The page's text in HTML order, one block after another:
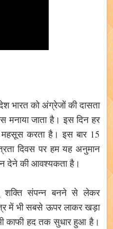
भारत को अंग्रेजों की दासता
मनाया जाता है। इस दिन हर
महसूस करता है। इस बार 15
दिवस पर हम यह अनुमान
देने की आवश्यकता है।
शक्ति संपन्न बनने से लेकर
में भी सबसे ऊपर लाकर खड़ा
काफी हद तक सुधार हुआ है।